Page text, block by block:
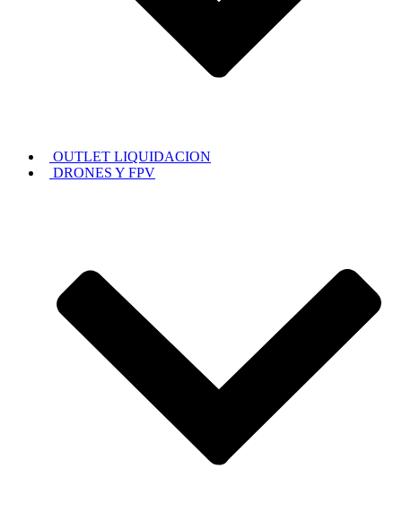
OUTLET LIQUIDACION
DRONES Y FPV